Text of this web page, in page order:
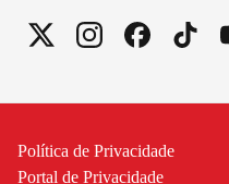
Política de Privacidade
Portal de Privacidade